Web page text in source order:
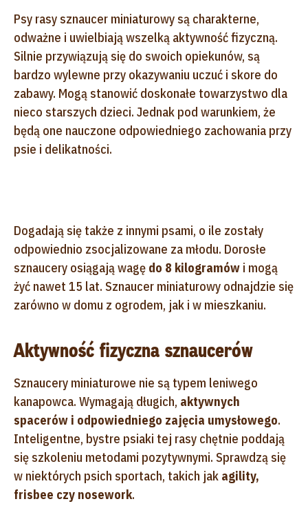
Psy rasy sznaucer miniaturowy są charakterne,
odważne i uwielbiają wszelką aktywność fizyczną.
Silnie przywiązują się do swoich opiekunów, są
bardzo wylewne przy okazywaniu uczuć i skore do
zabawy. Mogą stanowić doskonałe towarzystwo dla
nieco starszych dzieci. Jednak pod warunkiem, że
będą one nauczone odpowiedniego zachowania przy
psie i delikatności.
Dogadają się także z innymi psami, o ile zostały
odpowiednio zsocjalizowane za młodu. Dorosłe
sznaucery osiągają wagę do 8 kilogramów i mogą
żyć nawet 15 lat. Sznaucer miniaturowy odnajdzie się
zarówno w domu z ogrodem, jak i w mieszkaniu.
Aktywność fizyczna sznaucerów
Sznaucery miniaturowe nie są typem leniwego
kanapowca. Wymagają długich, aktywnych
spacerów i odpowiedniego zajęcia umysłowego.
Inteligentne, bystre psiaki tej rasy chętnie poddają
się szkoleniu metodami pozytywnymi. Sprawdzą się
w niektórych psich sportach, takich jak agility,
frisbee czy nosework.